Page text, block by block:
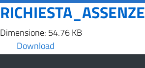
Dimensione: 54.76 KB
Download